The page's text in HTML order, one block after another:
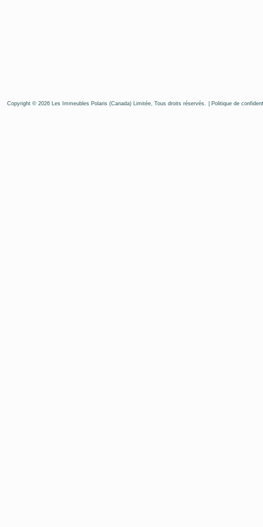
Copyright © 2026 Les Immeubles Polaris (Canada) Limitée, Tous droits réservés. Politique de